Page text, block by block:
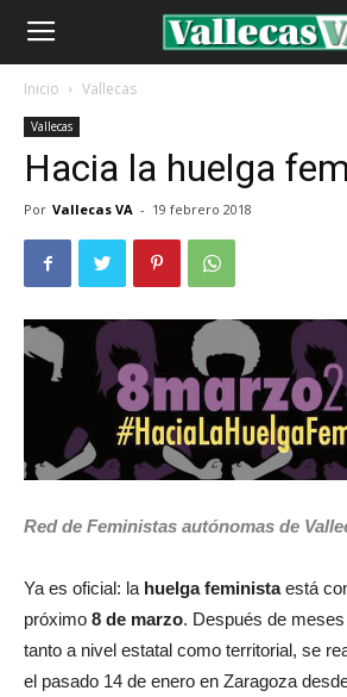
Inicio Vallecas
Vallecas
Hacia la huelga
Por Vallecas VA - 19 febrero 2018
Red de Feministas autónomas de
Ya es oficial: la huelga feministaestá
próximo 8 de marzo. Después de
tanto a nivel estatal como territorial, se
el pasado 14 de enero en Zaragoza